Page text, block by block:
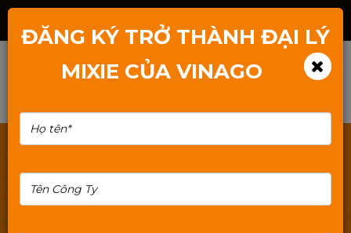
ĐĂNG KÝ TRỞ THÀNH ĐẠI LÝ
MIXIE CỦA VINAGO